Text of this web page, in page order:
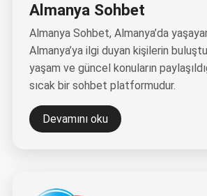
Almanya Sohbet
Almanya Sohbet, Almanya’da
Almanya’ya ilgi duyan kişilerin
yaşam ve güncel konuların
sıcak bir sohbet platformudur.
Devamını oku